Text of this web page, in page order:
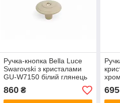
Ручка-кнопка Bella Luce
Swarovski з кристалами
GU-W7150 білий глянець
Ø 30 мм
860₴ 695